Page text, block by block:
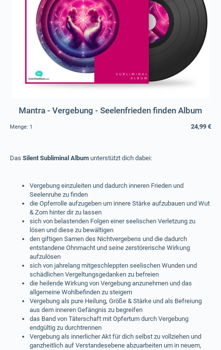
Mantra - Vergebung - Seelenfrieden finden Album
Menge: 1 24,99 €
Das Silent Subliminal Album unterstützt dich dabei:
Vergebung einzuleiten und dadurch inneren Frieden und
Seelenruhe zu finden
die Opferrolle aufzugeben um innere Stärke aufzubauen und Wut
& Zorn hinter dir zu lassen
sich von belastenden Folgen einer seelischen Verletzung zu
lösen und diese zu bewältigen
den giftigen Samen des Nichtvergebens und die dadurch
entstandene Ohnmacht und seine zerstörerische Wirkung
aufzulösen
sich von jahrelang mitgeschleppten seelischen Wunden und
schädlichen Vergeltungsgedanken zu befreien
die heilende Wirkung von Vergebung anzunehmen und das
allgemeine Wohlbefinden zu steigern
Vergebung als pure Heilung, Größe & Stärke und als Befreiung
aus dem inneren Gefängnis zu begreifen
das Band von Täterschaft mit Opfertum durch Vergebung
endgültig zu durchtrennen
Vergebung als innerlicher Akt für dich selbst zu vollziehen und
ganzheitlich auf Verstandesebene abzuarbeiten um in neuem,